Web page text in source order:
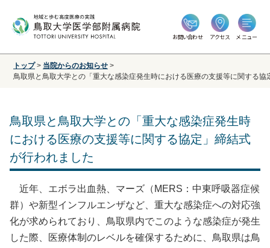
お問い合わせ アクセス メニュー
トップ > 当院からのお知らせ >
鳥取県と鳥取大学との「重大な感染症発生時における医療の支援等に関する協
鳥取県と鳥取大学との「重大な感染症発生時
における医療の支援等に関する協定」締結式
が行われました
近年、エボラ出血熱、マーズ（MERS：中東呼吸器症候
群）や新型インフルエンザなど、重大な感染症への対応強
化が求められており、鳥取県内でこのような感染症が発生
した際、医療体制のレベルを確保するために、鳥取県は鳥